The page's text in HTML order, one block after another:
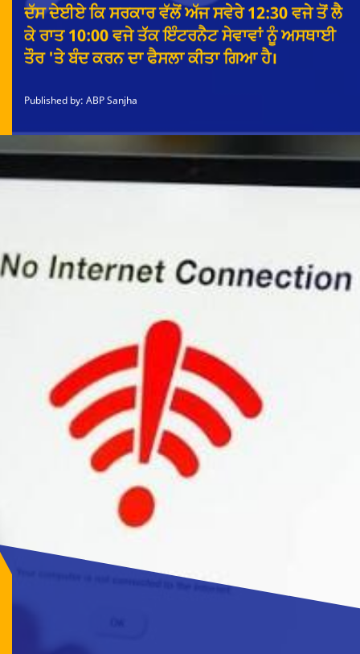
ਦੱਸ ਦੇਈਏ ਕਿ ਸਰਕਾਰ ਵੱਲੋਂ ਅੱਜ ਸਵੇਰੇ 12:30 ਵਜੇ ਤੋਂ ਲੈ
ਕੇ ਰਾਤ 10:00 ਵਜੇ ਤੱਕ ਇੰਟਰਨੈਟ ਸੇਵਾਵਾਂ ਨੂੰ ਅਸਥਾਈ
ਤੌਰ 'ਤੇ ਬੰਦ ਕਰਨ ਦਾ ਫੈਸਲਾ ਕੀਤਾ ਗਿਆ ਹੈ।
Published by: ABP Sanjha